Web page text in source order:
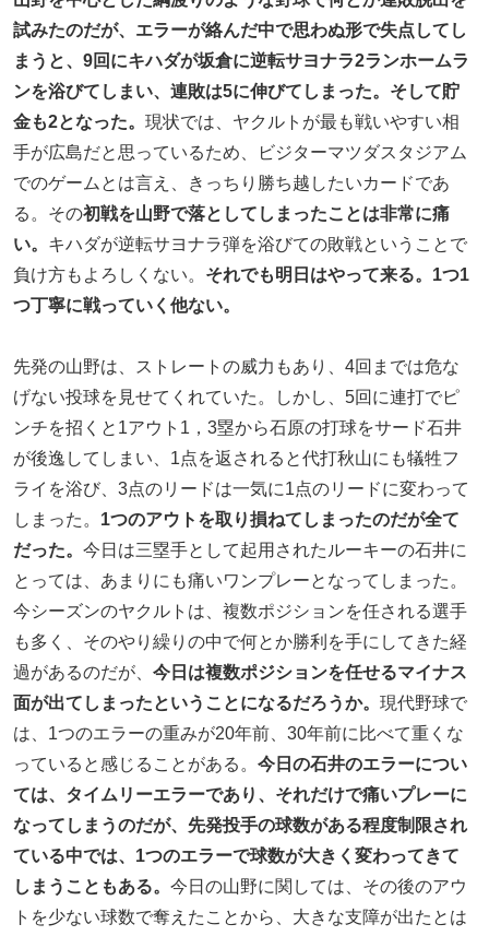
試みたのだが、エラーが絡んだ中で思わぬ形で失点してし
まうと、9回にキハダが坂倉に逆転サヨナラ2ランホームラ
ンを浴びてしまい、連敗は5に伸びてしまった。そして貯
金も2となった。 現状では、ヤクルトが最も戦いやすい相
手が広島だと思っているため、ビジターマツダスタジアム
でのゲームとは言え、きっちり勝ち越したいカードであ
る。その初戦を山野で落としてしまったことは非常に痛
い。 キハダが逆転サヨナラ弾を浴びての敗戦ということで
負け方もよろしくない。 それでも明日はやって来る。1つ1
つ丁寧に戦っていく他ない。
先発の山野は、ストレートの威力もあり、4回までは危な
げない投球を見せてくれていた。しかし、5回に連打でピ
ンチを招くと1アウト1，3塁から石原の打球をサード石井
が後逸してしまい、1点を返されると代打秋山にも犠牲フ
ライを浴び、3点のリードは一気に1点のリードに変わって
しまった。 1つのアウトを取り損ねてしまったのだが全て
だった。 今日は三塁手として起用されたルーキーの石井に
とっては、あまりにも痛いワンプレーとなってしまった。
今シーズンのヤクルトは、複数ポジションを任される選手
も多く、そのやり繰りの中で何とか勝利を手にしてきた経
過があるのだが、 今日は複数ポジションを任せるマイナス
面が出てしまったということになるだろうか。 現代野球で
は、1つのエラーの重みが20年前、30年前に比べて重くな
っていると感じることがある。 今日の石井のエラーについ
ては、タイムリーエラーであり、それだけで痛いプレーに
なってしまうのだが、先発投手の球数がある程度制限され
ている中では、1つのエラーで球数が大きく変わってきて
しまうこともある。 今日の山野に関しては、その後のアウ
トを少ない球数で奪えたことから、大きな支障が出たとは